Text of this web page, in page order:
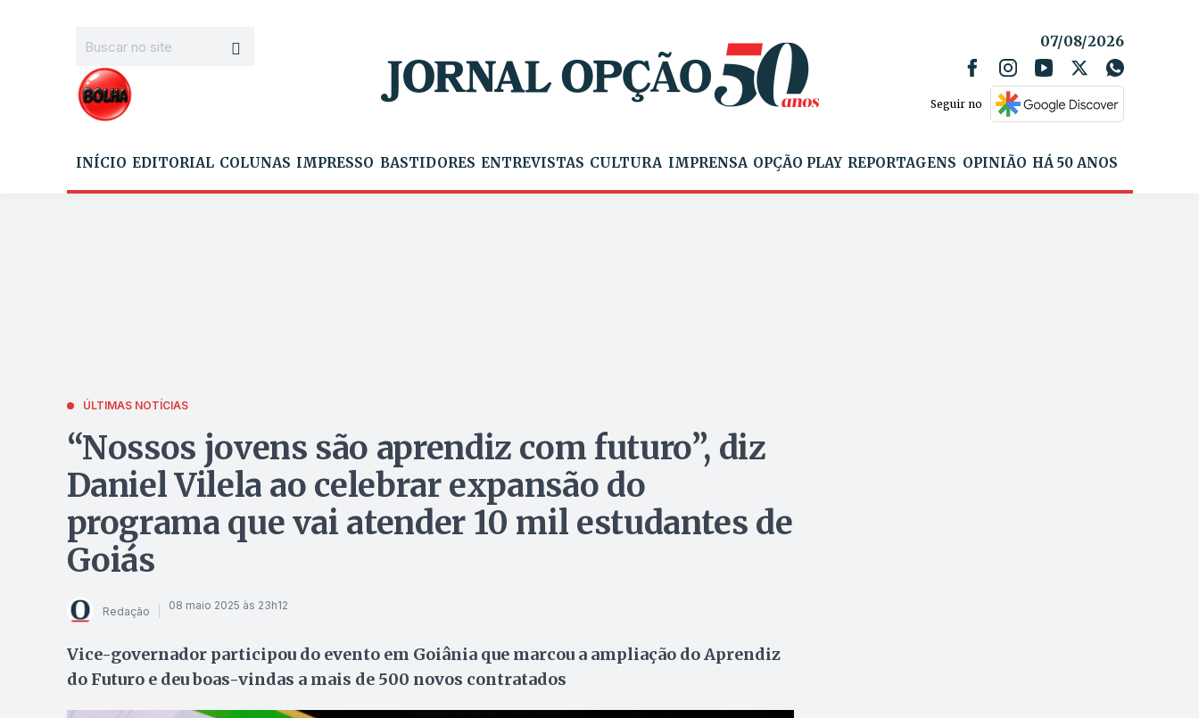
07/08/2026
Seguir no
INÍCIO EDITORIAL COLUNAS IMPRESSO BASTIDORES ENTREVISTAS CULTURA IMPRENSA OPÇÃO PLAY REPORTAGENS OPINIÃO HÁ 50 ANOS
ÚLTIMAS NOTÍCIAS
“Nossos jovens são aprendiz com futuro”, diz
Daniel Vilela ao celebrar expansão do
programa que vai atender 10 mil estudantes de
Goiás
Redação 08 maio 2025 às 23h12
Vice-governador participou do evento em Goiânia que marcou a ampliação do Aprendiz
do Futuro e deu boas-vindas a mais de 500 novos contratados